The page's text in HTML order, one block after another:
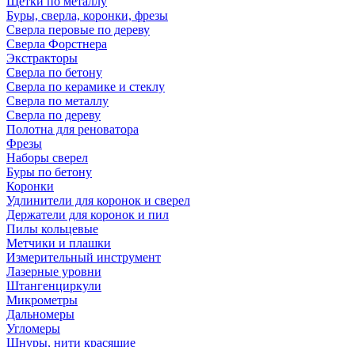
Буры, сверла, коронки, фрезы
Сверла перовые по дереву
Сверла Форстнера
Экстракторы
Сверла по бетону
Сверла по керамике и стеклу
Сверла по металлу
Сверла по дереву
Полотна для реноватора
Фрезы
Наборы сверел
Буры по бетону
Коронки
Удлинители для коронок и сверел
Держатели для коронок и пил
Пилы кольцевые
Метчики и плашки
Измерительный инструмент
Лазерные уровни
Штангенциркули
Микрометры
Дальномеры
Угломеры
Шнуры, нити красящие